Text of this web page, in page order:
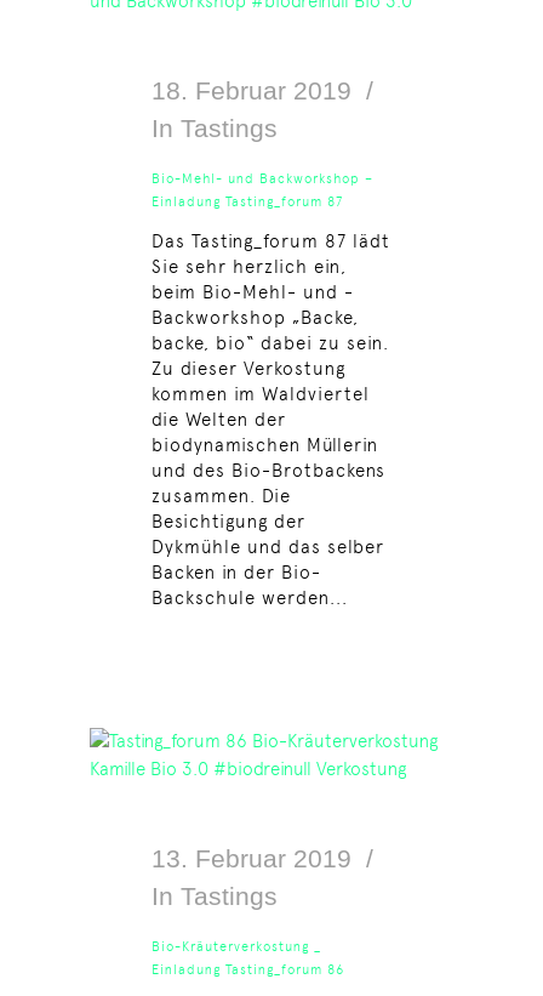
18. Februar 2019
In Tastings
Bio-Mehl- und Backworkshop –
Einladung Tasting_forum 87
Das Tasting_forum 87 lädt
Sie sehr herzlich ein,
beim Bio-Mehl- und -
Backworkshop „Backe,
backe, bio“ dabei zu sein.
Zu dieser Verkostung
kommen im Waldviertel
die Welten der
biodynamischen Müllerin
und des Bio-Brotbackens
zusammen. Die
Besichtigung der
Dykmühle und das selber
Backen in der Bio-
Backschule werden...
13. Februar 2019
In Tastings
Bio-Kräuterverkostung _
Einladung Tasting_forum 86